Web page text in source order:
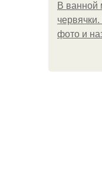
В ванной
фото и